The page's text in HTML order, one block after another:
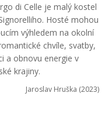
di Celle je malý kostel
Hosté mohou
výhledem na okolní
chvíle, svatby,
a obnovu energie v
krajiny.
Jaroslav Hruška (2023)